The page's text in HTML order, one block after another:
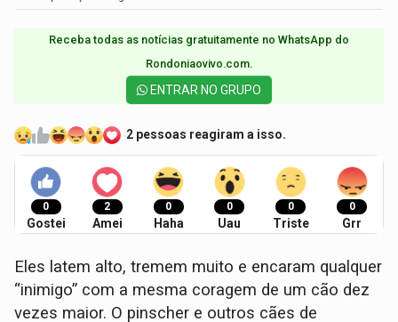
Receba todas as notícias gratuitamente no WhatsApp do
Rondoniaovivo.com.​
ENTRAR NO GRUPO
2 pessoas reagiram a isso.
0
Gostei
2
Amei
0
Haha
0
Uau
0
Triste
0
Grr
Eles latem alto, tremem muito e encaram qualquer
“inimigo” com a mesma coragem de um cão dez
vezes maior. O pinscher e outros cães de